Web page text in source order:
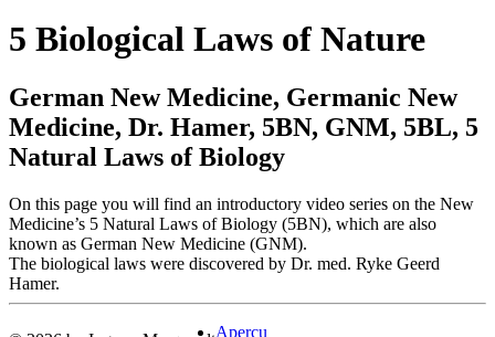
5 Biological Laws of Nature
German New Medicine, Germanic New
Medicine, Dr. Hamer, 5BN, GNM, 5BL, 5
Natural Laws of Biology
On this page you will find an introductory video series on the New
Medicine’s 5 Natural Laws of Biology (5BN), which are also
known as German New Medicine (GNM).
The biological laws were discovered by Dr. med. Ryke Geerd
Hamer.
Aperçu